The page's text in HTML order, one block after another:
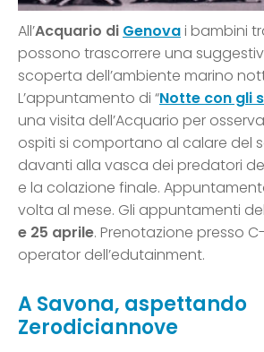
All’Acquario di Genovai bambini
possono trascorrere una
scoperta dell’ambiente marino
L’appuntamento di “Notte con gli
una visita dell’Acquario per
ospiti si comportano al calare del
davanti alla vasca dei predatori
e la colazione finale.
volta al mese. Gli appuntamenti
e 25 aprile. Prenotazione presso
operator dell’edutainment.
A Savona, aspettando
Zerodiciannove